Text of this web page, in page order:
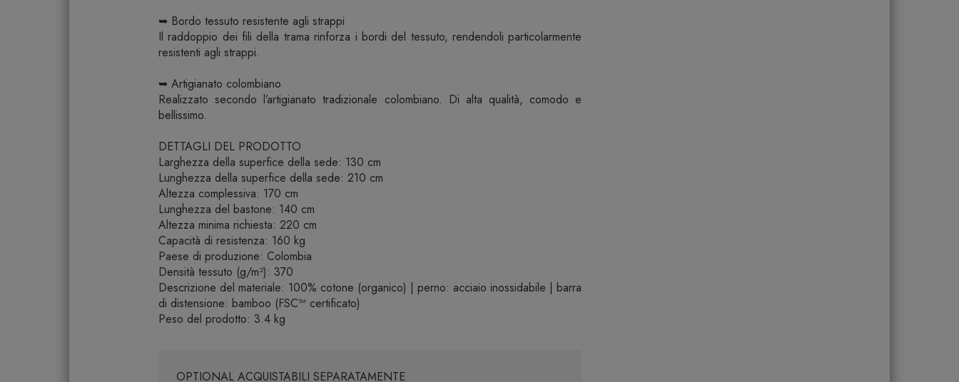
➥ Bordo tessuto resistente agli strappi
Il raddoppio dei fili della trama rinforza i bordi del tessuto, rendendoli particolarmente
resistenti agli strappi.
➥ Artigianato colombiano
Realizzato secondo l’artigianato tradizionale colombiano. Di alta qualità, comodo e
bellissimo.
DETTAGLI DEL PRODOTTO
Larghezza della superfice della sede: 130 cm
Lunghezza della superfice della sede: 210 cm
Altezza complessiva: 170 cm
Lunghezza del bastone: 140 cm
Altezza minima richiesta: 220 cm
Capacità di resistenza: 160 kg
Paese di produzione: Colombia
Densità tessuto (g/m²): 370
Descrizione del materiale: 100% cotone (organico) | perno: acciaio inossidabile | barra
di distensione: bamboo (FSC™ certificato)
Peso del prodotto: 3.4 kg
OPTIONAL ACQUISTABILI SEPARATAMENTE